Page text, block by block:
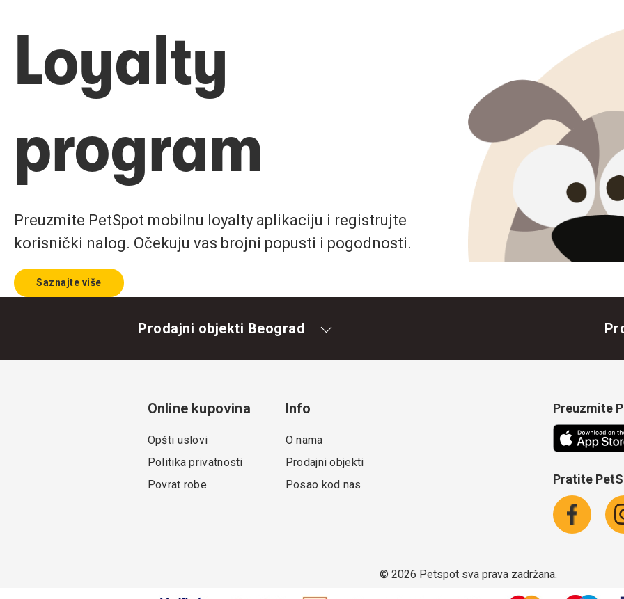
Loyalty
program
Preuzmite PetSpot mobilnu loyalty aplikaciju i registrujte
korisnički nalog. Očekuju vas brojni popusti i pogodnosti.
Saznajte više
Prodajni objekti Beograd
Online kupovina
Opšti uslovi
Politika privatnosti
Povrat robe
Info
O nama
Prodajni objekti
Posao kod nas
Preuzmite
Pratite
© 2026 Petspot sva prava zadržana.